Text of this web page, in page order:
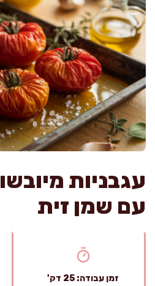
עגבניות
עם שמן זית
זמן עבודה: 25 דק'